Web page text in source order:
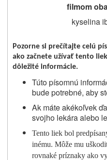
filmom
kyselina
Pozorne si prečítajte celú
ako začnete užívať tento
dôležité informácie.
Túto písomnú
bude potrebné, aby
Ak máte akékoľvek
svojho lekára alebo
Tento liek bol
inému. Môže mu
rovnaké príznaky ako